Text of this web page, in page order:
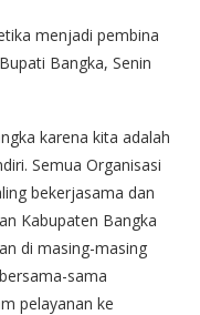
menjadi pembina
Bangka, Senin
karena kita adalah
Semua Organisasi
bekerjasama dan
Kabupaten Bangka
di masing-masing
sama
pelayanan ke